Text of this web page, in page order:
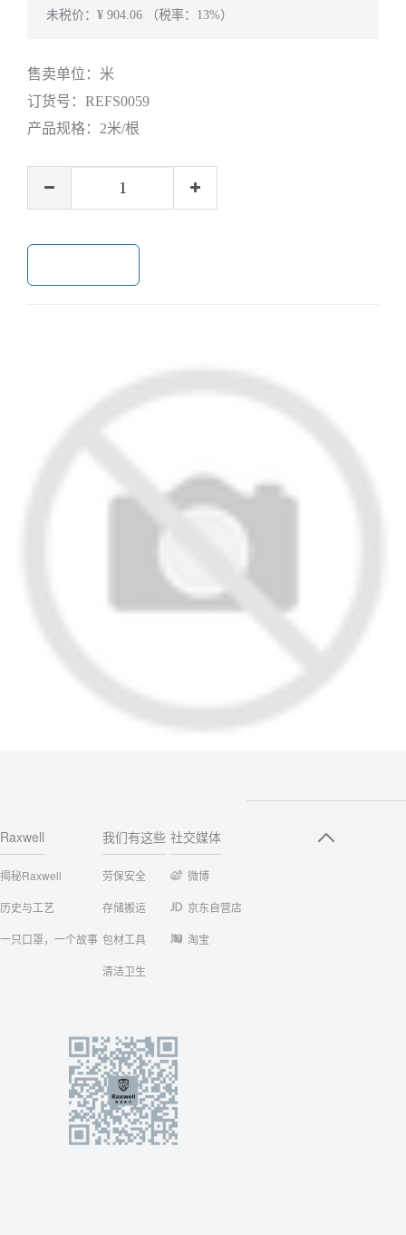
未税价：¥ 904.06 （税率：13%）
售卖单位： 米
订货号： REFS0059
产品规格： 2米/根
Raxwell
揭秘Raxwell
历史与工艺
一只口罩，一个故事
我们有这些
劳保安全
存储搬运
包材工具
清洁卫生
社交媒体
微博
京东自营店
淘宝